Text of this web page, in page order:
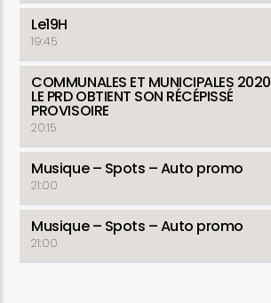
Le19H
19:45
COMMUNALES ET MUNICIPALES 2020
LE PRD OBTIENT SON RÉCÉPISSÉ
PROVISOIRE
20:15
Musique – Spots – Auto promo
21:00
Musique – Spots – Auto promo
21:00